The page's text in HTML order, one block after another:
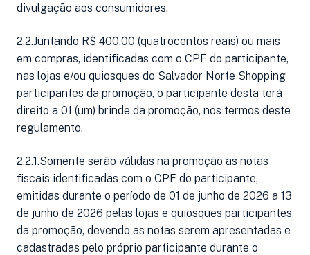
divulgação aos consumidores.
2.2.Juntando R$ 400,00 (quatrocentos reais) ou mais
em compras, identificadas com o CPF do participante,
nas lojas e/ou quiosques do Salvador Norte Shopping
participantes da promoção, o participante desta terá
direito a 01 (um) brinde da promoção, nos termos deste
regulamento.
2.2.1.Somente serão válidas na promoção as notas
fiscais identificadas com o CPF do participante,
emitidas durante o período de 01 de junho de 2026 a 13
de junho de 2026 pelas lojas e quiosques participantes
da promoção, devendo as notas serem apresentadas e
cadastradas pelo próprio participante durante o